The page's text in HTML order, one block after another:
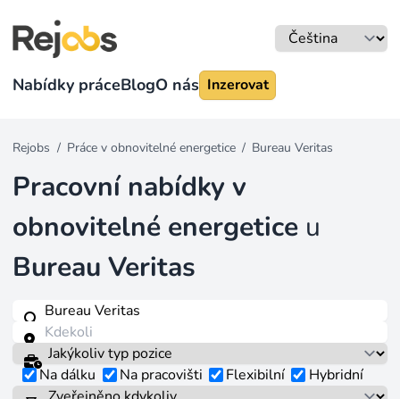
Nabídky práceBlogO nás Inzerovat
Rejobs / Práce v obnovitelné energetice / Bureau Veritas
Pracovní nabídky v
obnovitelné energetice u
Bureau Veritas
Na dálku Na pracovišti Flexibilní Hybridní